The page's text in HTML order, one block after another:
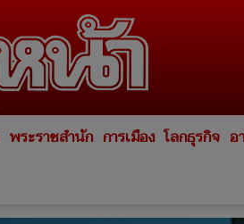
พระราชสำนัก การเมือง โลกธุรกิจ อ